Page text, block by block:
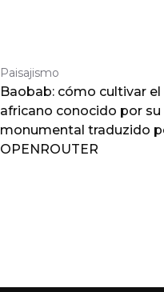
Paisajismo
Baobab: cómo cultivar el
africano conocido por
monumental traduzido
OPENROUTER